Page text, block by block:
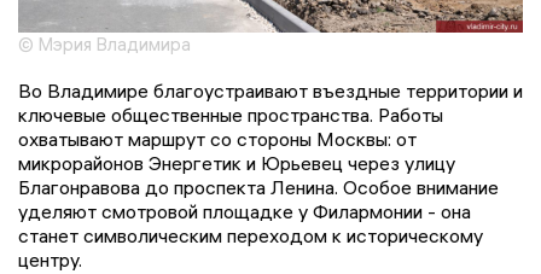
© Мэрия Владимира
Во Владимире благоустраивают въездные территории и
ключевые общественные пространства. Работы
охватывают маршрут со стороны Москвы: от
микрорайонов Энергетик и Юрьевец через улицу
Благонравова до проспекта Ленина. Особое внимание
уделяют смотровой площадке у Филармонии - она
станет символическим переходом к историческому
центру.